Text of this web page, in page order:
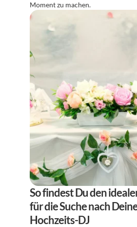
Moment zu machen.
So findest Du den
für die Suche nach
Hochzeits-DJ